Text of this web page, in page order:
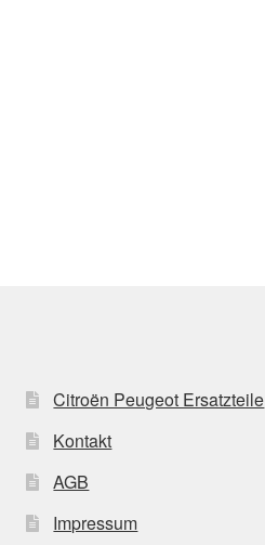
Citroën Peugeot Ersatzteile
Kontakt
AGB
Impressum